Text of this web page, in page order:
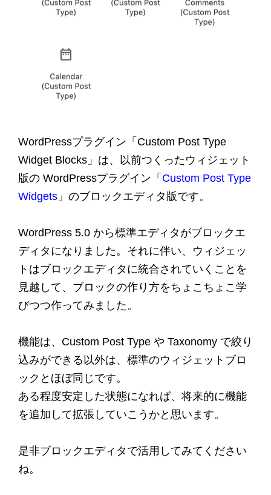
WordPressプラグイン「Custom Post Type
Widget Blocks」は、以前つくったウィジェット
版の WordPressプラグイン「 Custom Post Type
Widgets 」のブロックエディタ版です。
WordPress 5.0 から標準エディタがブロックエ
ディタになりました。それに伴い、ウィジェッ
トはブロックエディタに統合されていくことを
見越して、ブロックの作り方をちょこちょこ学
びつつ作ってみました。
機能は、Custom Post Type や Taxonomy で絞り
込みができる以外は、標準のウィジェットブロ
ックとほぼ同じです。
ある程度安定した状態になれば、将来的に機能
を追加して拡張していこうかと思います。
是非ブロックエディタで活用してみてください
ね。